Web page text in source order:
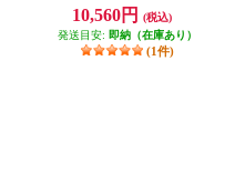
パワースーツ コアベルト ホーム
ジム] SE-BT-00A
10,560円
(税込)
発送目安: 即納（在庫あり）
(1件)